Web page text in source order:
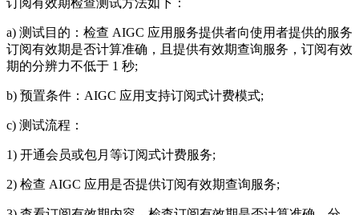
订阅有效期检查测试方法如下：
a) 测试目的：检查 AIGC 应用服务提供者向使用者提供的服务
订阅有效期是否计算准确，且提供有效期查询服务，订阅有效
期的分辨力不低于 1 秒;
b) 预置条件：AIGC 应用支持订阅式计费模式;
c) 测试流程：
1) 开通会员或包月等订阅式计费服务;
2) 检查 AIGC 应用是否提供订阅有效期查询服务;